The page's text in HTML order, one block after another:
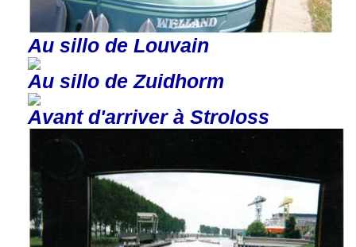
Au sillo de Louvain
Au sillo de Zuidhorm
Avant d'arriver à Stroloss